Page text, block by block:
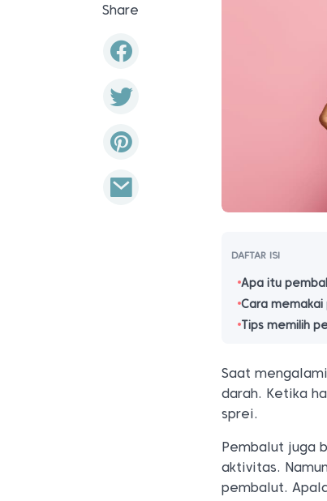
Share
DAFTAR ISI
Apa itu
Cara
Tips memilih
Saat
darah. Ketika
sprei.
Pembalut juga
aktivitas.
pembalut.